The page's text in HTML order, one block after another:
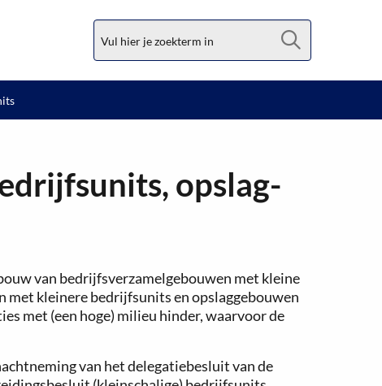
opslag-
van bedrijfsverzamelgebouwen met kleine
kleinere bedrijfsunits en opslaggebouwen
met (een hoge) milieu hinder, waarvoor de
van het delegatiebesluit van de